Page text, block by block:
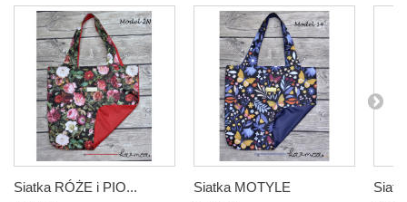
Siatka RÓŻE i PIO... Siatka MOTYLE